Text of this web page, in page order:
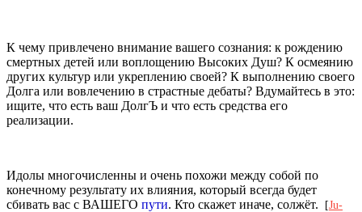
К чему привлечено внимание вашего сознания: к рождению
смертных детей или воплощению Высоких Душ? К осмеянию
других культур или укреплению своей? К выполнению своего
Долга или вовлечению в страстные дебаты? Вдумайтесь в это:
ищите, что есть ваш ДолгЪ и что есть средства его
реализации.
Идолы многочисленны и очень похожи между собой по
конечному результату их влияния, который всегда будет
сбивать вас с ВАШЕГО пути. Кто скажет иначе, солжёт. [Ju-